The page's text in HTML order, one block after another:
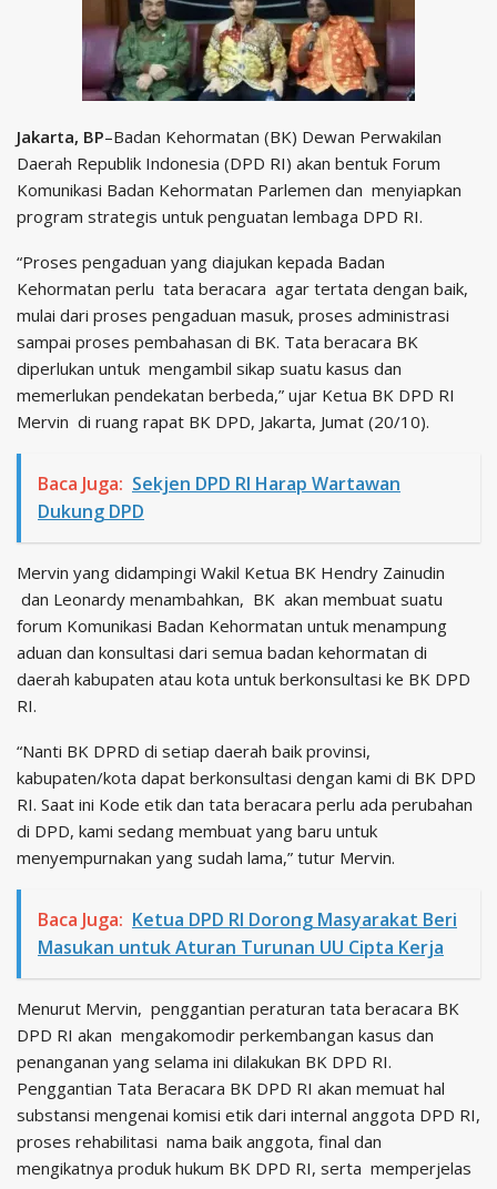
Jakarta, BP–Badan Kehormatan (BK) Dewan Perwakilan
Daerah Republik Indonesia (DPD RI) akan bentuk Forum
Komunikasi Badan Kehormatan Parlemen dan menyiapkan
program strategis untuk penguatan lembaga DPD RI.
“Proses pengaduan yang diajukan kepada Badan
Kehormatan perlu tata beracara agar tertata dengan baik,
mulai dari proses pengaduan masuk, proses administrasi
sampai proses pembahasan di BK. Tata beracara BK
diperlukan untuk mengambil sikap suatu kasus dan
memerlukan pendekatan berbeda,” ujar Ketua BK DPD RI
Mervin di ruang rapat BK DPD, Jakarta, Jumat (20/10).
Baca Juga: Sekjen DPD RI Harap Wartawan
Dukung DPD
Mervin yang didampingi Wakil Ketua BK Hendry Zainudin
dan Leonardy menambahkan, BK akan membuat suatu
forum Komunikasi Badan Kehormatan untuk menampung
aduan dan konsultasi dari semua badan kehormatan di
daerah kabupaten atau kota untuk berkonsultasi ke BK DPD
RI.
“Nanti BK DPRD di setiap daerah baik provinsi,
kabupaten/kota dapat berkonsultasi dengan kami di BK DPD
RI. Saat ini Kode etik dan tata beracara perlu ada perubahan
di DPD, kami sedang membuat yang baru untuk
menyempurnakan yang sudah lama,” tutur Mervin.
Baca Juga: Ketua DPD RI Dorong Masyarakat Beri
Masukan untuk Aturan Turunan UU Cipta Kerja
Menurut Mervin, penggantian peraturan tata beracara BK
DPD RI akan mengakomodir perkembangan kasus dan
penanganan yang selama ini dilakukan BK DPD RI.
Penggantian Tata Beracara BK DPD RI akan memuat hal
substansi mengenai komisi etik dari internal anggota DPD RI,
proses rehabilitasi nama baik anggota, final dan
mengikatnya produk hukum BK DPD RI, serta memperjelas